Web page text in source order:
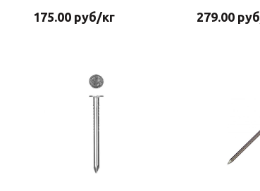
175.00 руб/кг 279.00руб